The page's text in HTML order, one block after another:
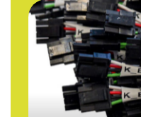
Mehradrige
Verkabelungen